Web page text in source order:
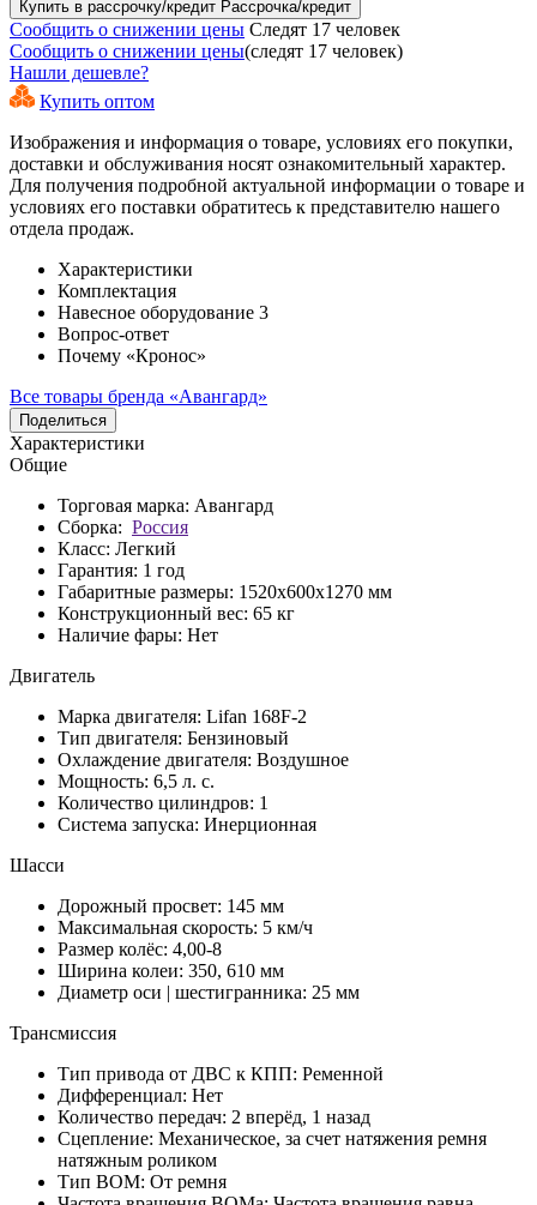
Купить в рассрочку/кредит Рассрочка/кредит
Сообщить о снижении цены Следят 17 человек
Сообщить о снижении цены(следят 17 человек)
Нашли дешевле?
Купить оптом
Изображения и информация о товаре, условиях его покупки,
доставки и обслуживания носят ознакомительный характер.
Для получения подробной актуальной информации о товаре и
условиях его поставки обратитесь к представителю нашего
отдела продаж.
Характеристики
Комплектация
Навесное оборудование 3
Вопрос-ответ
Почему «Кронос»
Все товары бренда «Авангард»
Поделиться
Характеристики
Общие
Торговая марка: Авангард
Сборка: Россия
Класс: Легкий
Гарантия: 1 год
Габаритные размеры: 1520х600х1270 мм
Конструкционный вес: 65 кг
Наличие фары: Нет
Двигатель
Марка двигателя: Lifan 168F-2
Тип двигателя: Бензиновый
Охлаждение двигателя: Воздушное
Мощность: 6,5 л. с.
Количество цилиндров: 1
Система запуска: Инерционная
Шасси
Дорожный просвет: 145 мм
Максимальная скорость: 5 км/ч
Размер колёс: 4,00-8
Ширина колеи: 350, 610 мм
Диаметр оси | шестигранника: 25 мм
Трансмиссия
Тип привода от ДВС к КПП: Ременной
Дифференциал: Нет
Количество передач: 2 вперёд, 1 назад
Сцепление: Механическое, за счет натяжения ремня
натяжным роликом
Тип ВОМ: От ремня